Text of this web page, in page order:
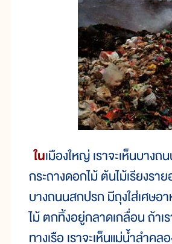
ในเมืองใหญ่ เราจะเห็นบางถ
กระถางดอกไม้ ต้นไม้เรียงรา
บางถนนสกปรก มีถุงใส่เศษอ
ไม้ ตกทิ้งอยู่กลาดเกลื่อน ถ้าเร
ทางเรือ เราจะเห็นแม่น้ำลำค